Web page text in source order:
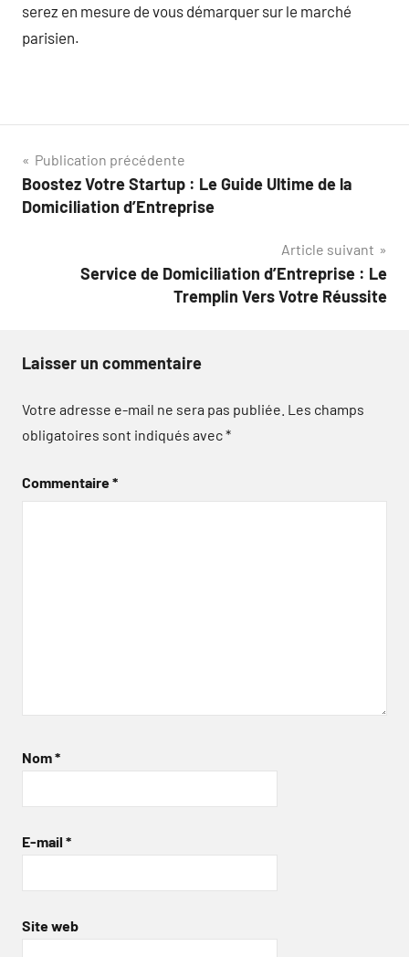
serez en mesure de vous démarquer sur le marché
parisien.
Navigation
de
Publication précédente
Boostez Votre Startup : Le Guide Ultime de la
Domiciliation d’Entreprise
Article suivant
Service de Domiciliation d’Entreprise : Le
Tremplin Vers Votre Réussite
Laisser un commentaire
Votre adresse e-mail ne sera pas publiée. Les champs
obligatoires sont indiqués avec*
Commentaire*
Nom*
E-mail *
Site web